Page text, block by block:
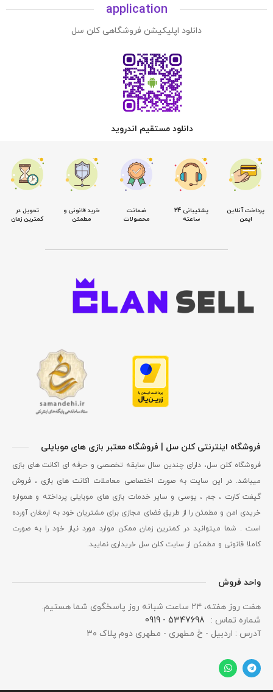
application
دانلود اپلیکیشن فروشگاهی کلن سل
دانلود مستقیم اندروید
پرداخت آنلاین
ایمن
پشتیبانی 24
ساعته
ضمانت
محصولات
خرید قانونی و
مطمئن
تحویل در
کمترین زمان
فروشگاه اینترنتی کلن سل | فروشگاه معتبر بازی های موبایلی
فروشگاه کلن سل، دارای چندین سال سابقه تخصصی و حرفه ای اکانت های بازی
میباشد. در این سایت به صورت اختصاصی معاملات اکانت های بازی ، فروش
گیفت کارت ، جم ، یوسی و سایر خدمات بازی های موبایلی پرداخته و همواره
خریدی امن و مطمئن را از طریق فضای مجازی برای مشتریان خود به ارمغان آورده
است . شما میتوانید در کمترین زمان ممکن موارد مورد نیاز خود را به صورت
کاملا قانونی و مطمئن از سایت کلن سل خریداری نمایید.
واحد فروش
هفت روز هفته، ۲۴ ساعت شبانه‌ روز پاسخگوی شما هستیم.
شماره تماس :
5347698 - 0919
آدرس : اردبیل - خ مطهری - مطهری دوم پلاک ۳۰